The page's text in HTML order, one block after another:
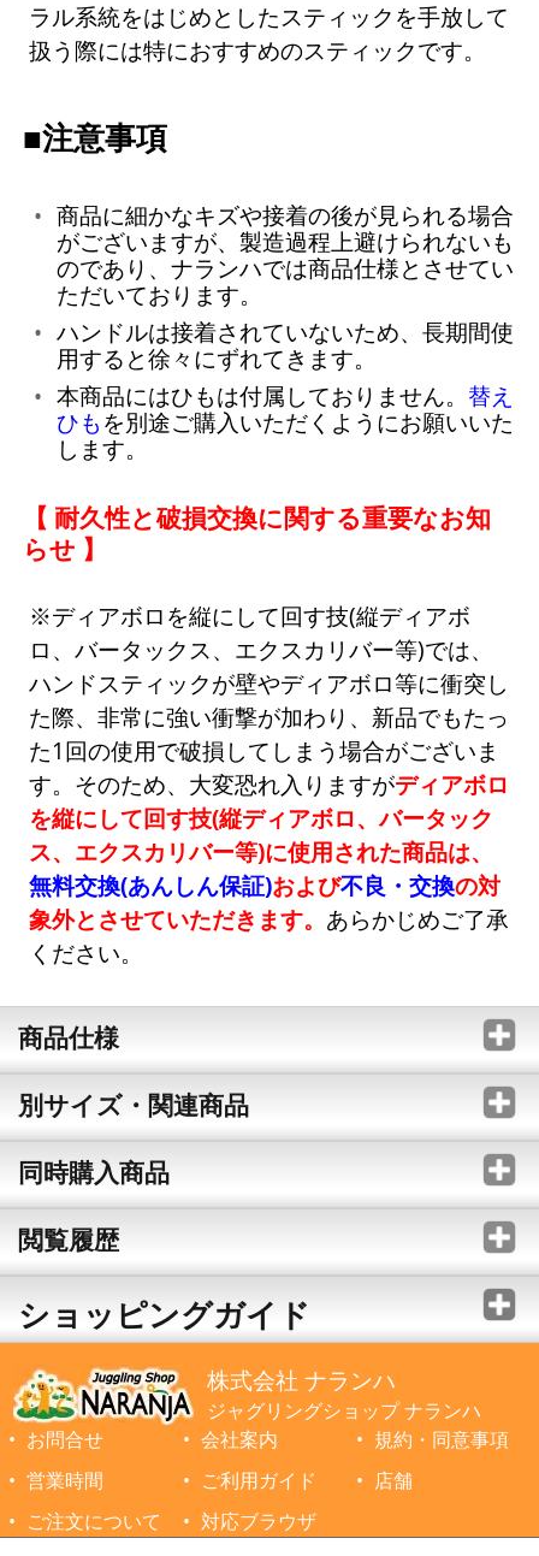
ラル系統をはじめとしたスティックを手放して
扱う際には特におすすめのスティックです。
■注意事項
商品に細かなキズや接着の後が見られる場合
がございますが、製造過程上避けられないも
のであり、ナランハでは商品仕様とさせてい
ただいております。
ハンドルは接着されていないため、長期間使
用すると徐々にずれてきます。
本商品にはひもは付属しておりません。 替え
ひも を別途ご購入いただくようにお願いいた
します。
【 耐久性と破損交換に関する重要なお知
らせ 】
※ディアボロを縦にして回す技(縦ディアボ
ロ、バータックス、エクスカリバー等)では、
ハンドスティックが壁やディアボロ等に衝突し
た際、非常に強い衝撃が加わり、新品でもたっ
た1回の使用で破損してしまう場合がございま
す。そのため、大変恐れ入りますがディアボロ
を縦にして回す技(縦ディアボロ、バータック
ス、エクスカリバー等)に使用された商品は、
無料交換(あんしん保証)および不良・交換の対
象外とさせていただきます。 あらかじめご了承
ください。
商品仕様
別サイズ・関連商品
同時購入商品
閲覧履歴
ショッピングガイド
株式会社 ナランハ
ジャグリングショップ ナランハ
お問合せ
会社案内
規約・同意事項
営業時間
ご利用ガイド
店舗
ご注文について
対応ブラウザ